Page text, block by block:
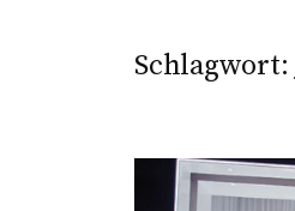
Schlagwort: